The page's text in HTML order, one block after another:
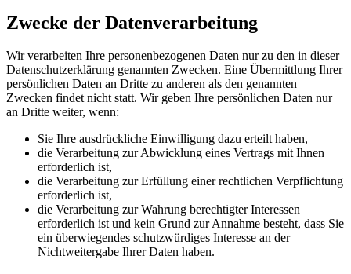
Zwecke der Datenverarbeitung
Wir verarbeiten Ihre personenbezogenen Daten nur zu den in dieser
Datenschutzerklärung genannten Zwecken. Eine Übermittlung Ihrer
persönlichen Daten an Dritte zu anderen als den genannten
Zwecken findet nicht statt. Wir geben Ihre persönlichen Daten nur
an Dritte weiter, wenn:
Sie Ihre ausdrückliche Einwilligung dazu erteilt haben,
die Verarbeitung zur Abwicklung eines Vertrags mit Ihnen
erforderlich ist,
die Verarbeitung zur Erfüllung einer rechtlichen Verpflichtung
erforderlich ist,
die Verarbeitung zur Wahrung berechtigter Interessen
erforderlich ist und kein Grund zur Annahme besteht, dass Sie
ein überwiegendes schutzwürdiges Interesse an der
Nichtweitergabe Ihrer Daten haben.